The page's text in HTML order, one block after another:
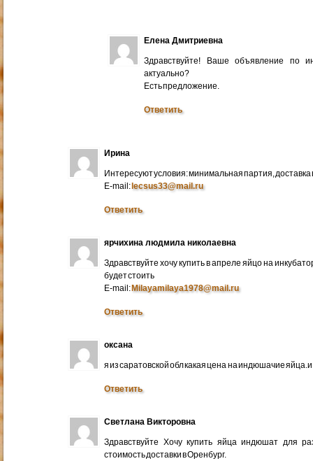
Елена Дмитриевна
Здравствуйте! Ваше объявление по
актуально?
Есть предложение.
Ответить
Ирина
Интересуют условия: минимальная партия, доставка
E-mail:lecsus33@mail.ru
Ответить
ярчихина людмила николаевна
Здравствуйте хочу купить в апреле яйцо на
будет стоить
E-mail:Milayamilaya1978@mail.ru
Ответить
оксана
я из саратовской обл какая цена на индюшачие яйца.и
Ответить
Светлана Викторовна
Здравствуйте Хочу купить яйца индюшат для
стоимость доставки в Оренбург.